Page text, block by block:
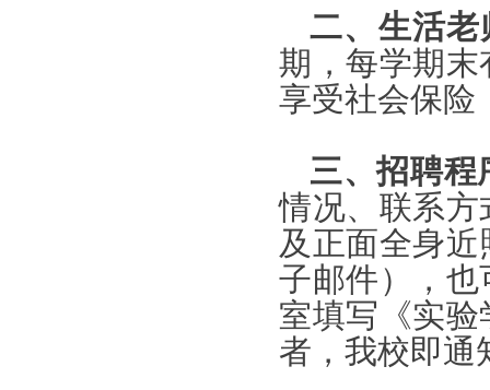
二、生活
期，每学期
享受社会保险
三、招聘程
情况、联系
及正面全身
子邮件），
室填写《实
者，我校即通